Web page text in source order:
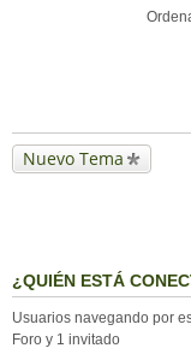
Nuevo Tema
¿QUIÉN ESTÁ
Usuarios navegando por
Foro y 1 invitado